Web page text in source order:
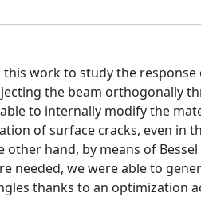
work to study the
the beam orthogonally
to internally modify the
of surface cracks, even in
hand, by means of
needed, we were able to
thanks to an optimization